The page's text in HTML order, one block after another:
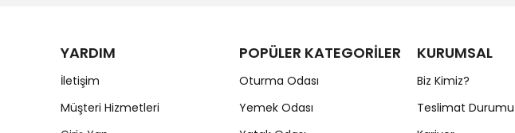
YARDIM
İletişim
Müşteri Hizmetleri
POPÜLER KATEGORİLER
Oturma Odası
Yemek Odası
KURUMSAL
Biz Kimiz?
Teslimat Durumu